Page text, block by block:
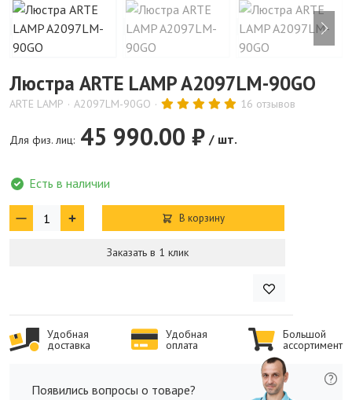
Люстра ARTE LAMP A2097LM-90GO
ARTE LAMP A2097LM-90GO 16 отзывов
Для физ. лиц: 45 990.00 ₽ / шт.
Есть в наличии
В корзину
Заказать в 1 клик
Удобная
доставка
Удобная
оплата
Большой
ассортимент
Появились вопросы о товаре?